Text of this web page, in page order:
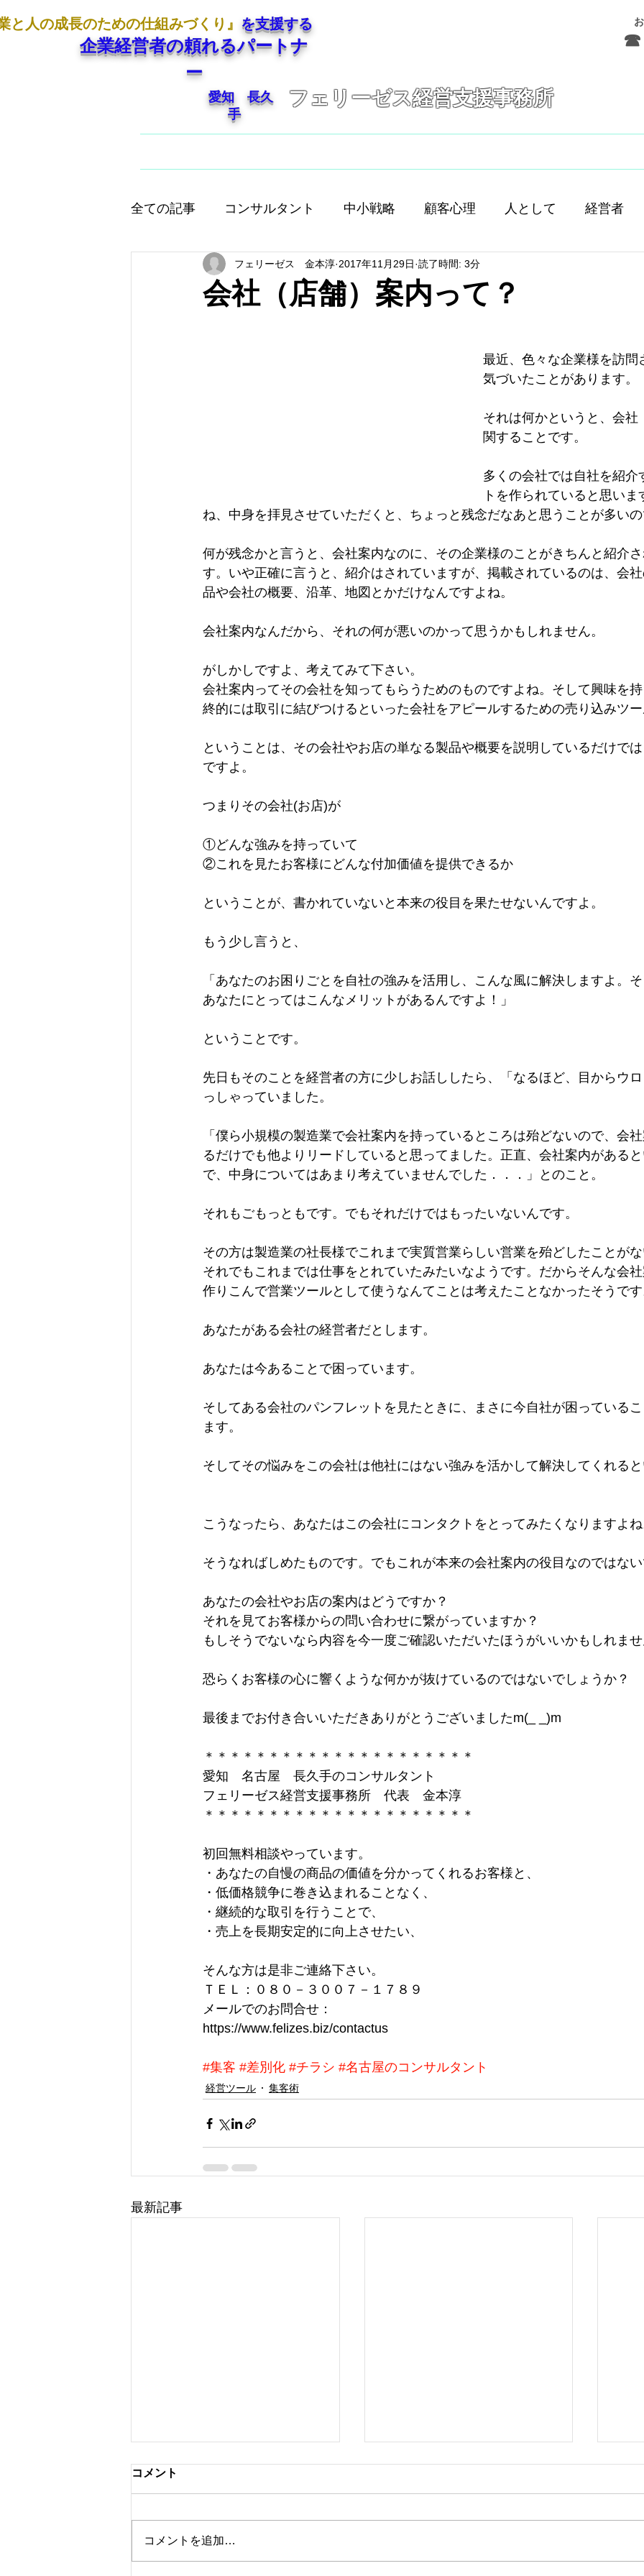
と人の成長のための仕組みづくり』 を支援する
企業経営者の頼れるパートナ
ー
愛知 長久
手
フェリーゼス経営支援事務所
☎
全ての記事 コンサルタント 中小戦略 顧客心理 人として 経営者
人として大切なこと 店舗経営 人間 人材育成
場づくり 成功
会社（店舗）案内って？
フェリーゼス 金本淳 2017年11月29日 読了時間: 3分
最近、色々な企業様を訪問
気づいたことがあります。
それは何かというと、会社
関することです。
多くの会社では自社を紹介
トを作られていると思いま
ね、中身を拝見させていただくと、ちょっと残念だなあと思うことが多い
何が残念かと言うと、会社案内なのに、その企業様のことがきちんと紹介
す。いや正確に言うと、紹介はされていますが、掲載されているのは、会
品や会社の概要、沿革、地図とかだけなんですよね。
会社案内なんだから、それの何が悪いのかって思うかもしれません。
がしかしですよ、考えてみて下さい。
会社案内ってその会社を知ってもらうためのものですよね。そして興味を
終的には取引に結びつけるといった会社をアピールするための売り込みツ
ということは、その会社やお店の単なる製品や概要を説明しているだけで
ですよ。
つまりその会社(お店)が
①どんな強みを持っていて
②これを見たお客様にどんな付加価値を提供できるか
ということが、書かれていないと本来の役目を果たせないんですよ。
もう少し言うと、
「あなたのお困りごとを自社の強みを活用し、こんな風に解決しますよ。
あなたにとってはこんなメリットがあるんですよ！」
ということです。
先日もそのことを経営者の方に少しお話ししたら、「なるほど、目からウ
っしゃっていました。
「僕ら小規模の製造業で会社案内を持っているところは殆どないので、会
るだけでも他よりリードしていると思ってました。正直、会社案内がある
で、中身についてはあまり考えていませんでした．．．」とのこと。
それもごもっともです。でもそれだけではもったいないんです。
その方は製造業の社長様でこれまで実質営業らしい営業を殆どしたことが
それでもこれまでは仕事をとれていたみたいなようです。だからそんな会
作りこんで営業ツールとして使うなんてことは考えたことなかったそうで
あなたがある会社の経営者だとします。
あなたは今あることで困っています。
そしてある会社のパンフレットを見たときに、まさに今自社が困っている
ます。
そしてその悩みをこの会社は他社にはない強みを活かして解決してくれる
こうなったら、あなたはこの会社にコンタクトをとってみたくなりますよ
そうなればしめたものです。でもこれが本来の会社案内の役目なのではな
あなたの会社やお店の案内はどうですか？
それを見てお客様からの問い合わせに繋がっていますか？
もしそうでないなら内容を今一度ご確認いただいたほうがいいかもしれま
恐らくお客様の心に響くような何かが抜けているのではないでしょうか？
最後までお付き合いいただきありがとうございましたm(_ _)m
＊＊＊＊＊＊＊＊＊＊＊＊＊＊＊＊＊＊＊＊＊
愛知　名古屋　長久手のコンサルタント
フェリーゼス経営支援事務所　代表　金本淳
＊＊＊＊＊＊＊＊＊＊＊＊＊＊＊＊＊＊＊＊＊
初回無料相談やっています。
・あなたの自慢の商品の価値を分かってくれるお客様と、
・低価格競争に巻き込まれることなく、
・継続的な取引を行うことで、
・売上を長期安定的に向上させたい、
そんな方は是非ご連絡下さい。
ＴＥＬ：０８０－３００７－１７８９
メールでのお問合せ：
https://www.felizes.biz/contactus
#集客 #差別化 #チラシ #名古屋のコンサルタント
経営ツール 集客術
最新記事
コメント
コメントを追加…